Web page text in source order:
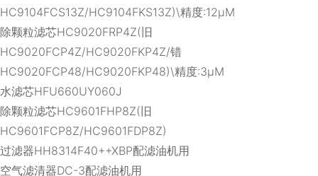
HC9104FCS13Z/HC9104FKS13Z)\精度:12μM
除颗粒滤芯HC9020FRP4Z(旧
HC9020FCP4Z/HC9020FKP4Z/错
HC9020FCP48/HC9020FKP48)\精度:3μM
水滤芯HFU660UY060J
除颗粒滤芯HC9601FHP8Z(旧
HC9601FCP8Z/HC9601FDP8Z)
过滤器HH8314F40++XBP配滤油机用
空气滤清器DC-3配滤油机用